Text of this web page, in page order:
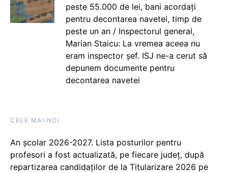
peste 55.000 de lei, bani acordați
pentru decontarea navetei, timp de
peste un an / Inspectorul general,
Marian Staicu: La vremea aceea nu
eram inspector șef. ISJ ne-a cerut să
depunem documente pentru
decontarea navetei
CELE MAI NOI
An școlar 2026-2027. Lista posturilor pentru
profesori a fost actualizată, pe fiecare județ, după
repartizarea candidaților de la Titularizare 2026 pe